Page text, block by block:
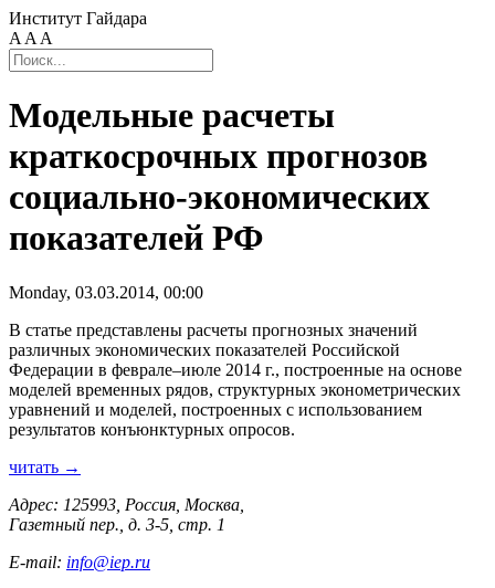
Институт Гайдара
A A A
Модельные расчеты
краткосрочных прогнозов
социально-экономических
показателей РФ
Monday, 03.03.2014, 00:00
В статье представлены расчеты прогнозных значений
различных экономических показателей Российской
Федерации в феврале–июле 2014 г., построенные на основе
моделей временных рядов, структурных эконометрических
уравнений и моделей, построенных с использованием
результатов конъюнктурных опросов.
читать →
Адрес: 125993, Россия, Москва,
Газетный пер., д. 3-5, стр. 1
E-mail: info@iep.ru